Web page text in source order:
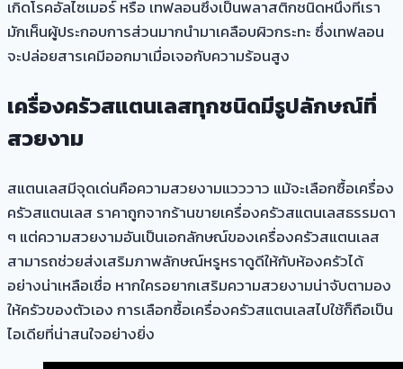
เกิดโรคอัลไซเมอร์ หรือ เทฟลอนซึ่งเป็นพลาสติกชนิดหนึ่งที่เรา
มักเห็นผู้ประกอบการส่วนมากนำมาเคลือบผิวกระทะ ซึ่งเทฟลอน
จะปล่อยสารเคมีออกมาเมื่อเจอกับความร้อนสูง
เครื่องครัวสแตนเลสทุกชนิดมีรูปลักษณ์ที่
สวยงาม
สแตนเลสมีจุดเด่นคือความสวยงามแวววาว แม้จะเลือกซื้อเครื่อง
ครัวสแตนเลส ราคาถูกจากร้านขายเครื่องครัวสแตนเลสธรรมดา
ๆ แต่ความสวยงามอันเป็นเอกลักษณ์ของเครื่องครัวสแตนเลส
สามารถช่วยส่งเสริมภาพลักษณ์หรูหราดูดีให้กับห้องครัวได้
อย่างน่าเหลือเชื่อ หากใครอยากเสริมความสวยงามน่าจับตามอง
ให้ครัวของตัวเอง การเลือกซื้อเครื่องครัวสแตนเลสไปใช้ก็ถือเป็น
ไอเดียที่น่าสนใจอย่างยิ่ง